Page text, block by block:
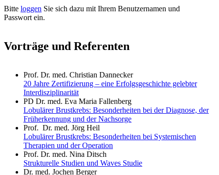
Bitte loggen Sie sich dazu mit Ihrem Benutzernamen und
Passwort ein.
Vorträge und Referenten
Prof. Dr. med. Christian Dannecker
20 Jahre Zertifizierung – eine Erfolgsgeschichte gelebter
Interdisziplinarität
PD Dr. med. Eva Maria Fallenberg
Lobulärer Brustkrebs: Besonderheiten bei der Diagnose, der
Früherkennung und der Nachsorge
Prof. Dr. med. Jörg Heil
Lobulärer Brustkrebs: Besonderheiten bei Systemischen
Therapien und der Operation
Prof. Dr. med. Nina Ditsch
Strukturelle Studien und Waves Studie
Dr. med. Jochen Berger